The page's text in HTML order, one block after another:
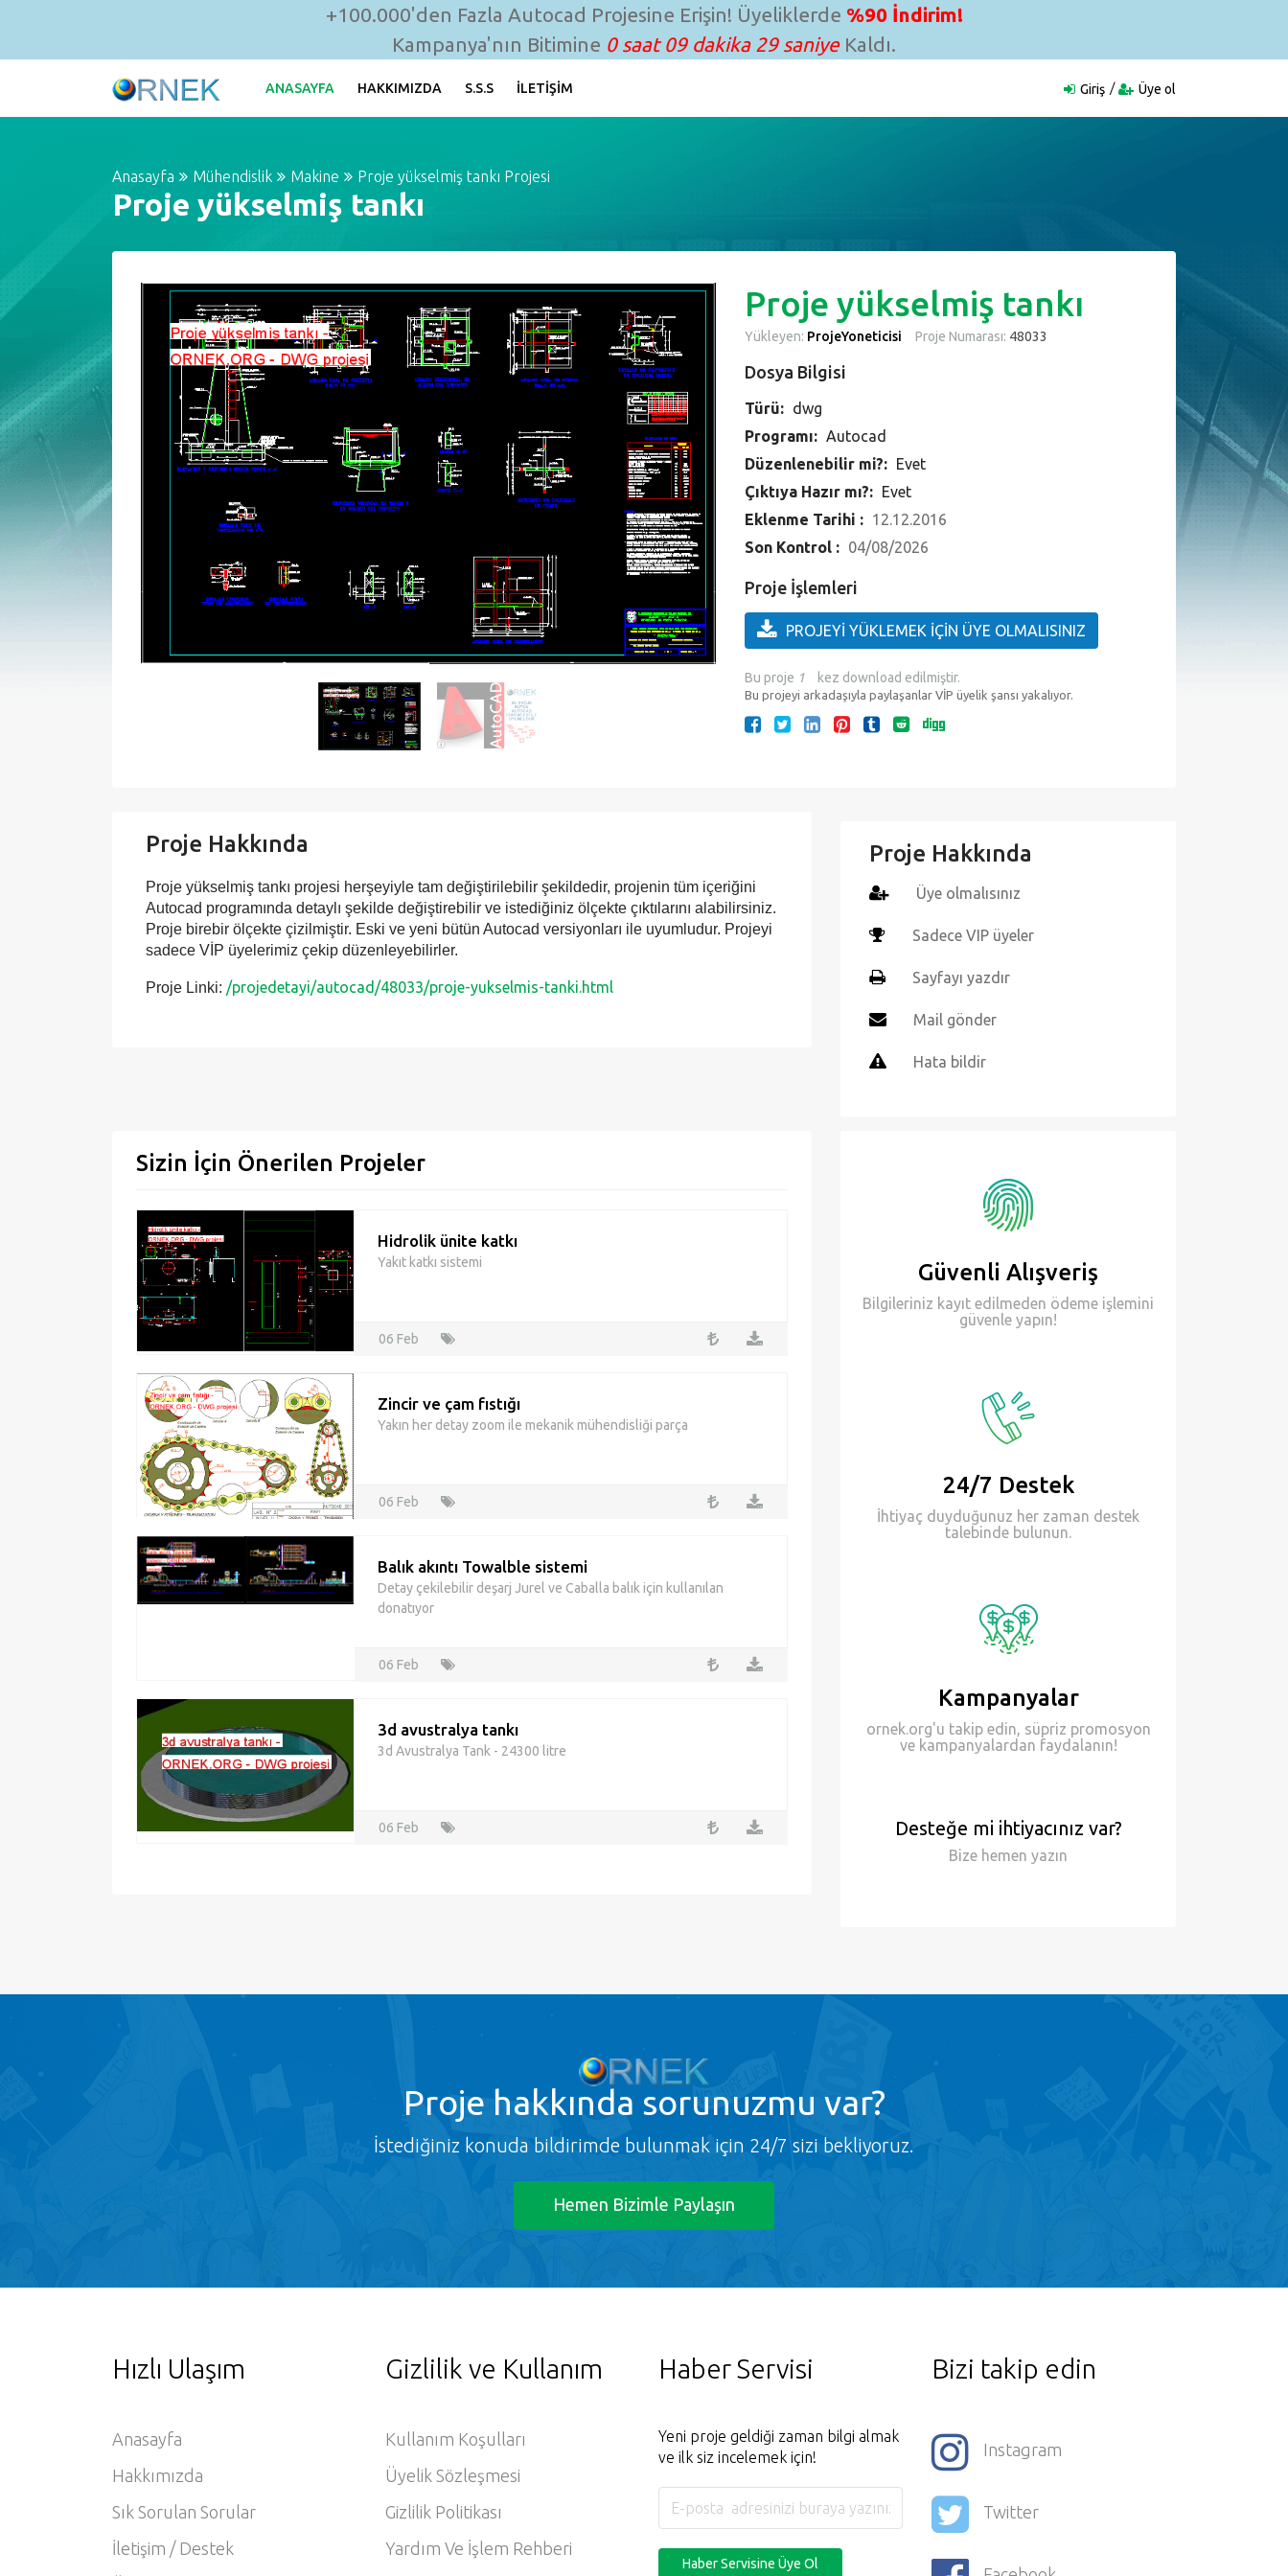
+100.000'den Fazla Autocad Projesine Erişin! Üyeliklerde %90 İndirim!
Kampanya'nın Bitimine 0 saat 09 dakika 28 saniyeKaldı.
ANASAYFA HAKKIMIZDA S.S.S İLETIŞIM Giriş Üye ol
Anasayfa Mühendislik Makine Proje yükselmiş tankı Projesi
Proje yükselmiş tankı
Proje yükselmiş tankı
Yükleyen: ProjeYoneticisi Proje Numarası: 48033
Dosya Bilgisi
Türü: dwg
Programı: Autocad
Düzenlenebilir mi?: Evet
Çıktıya Hazır mı?: Evet
Eklenme Tarihi : 12.12.2016
Son Kontrol : 04/08/2026
Proje İşlemleri
PROJEYİ YÜKLEMEK İÇİN ÜYE OLMALISINIZ
Bu proje 1 kez download edilmiştir.
Bu projeyi arkadaşıyla paylaşanlar VİP üyelik şansı yakalıyor.
Proje Hakkında
Proje yükselmiş tankı projesi herşeyiyle tam değiştirilebilir şekildedir, projenin tüm içeriğini
Autocad programında detaylı şekilde değiştirebilir ve istediğiniz ölçekte çıktılarını alabilirsiniz.
Proje birebir ölçekte çizilmiştir. Eski ve yeni bütün Autocad versiyonları ile uyumludur. Projeyi
sadece VİP üyelerimiz çekip düzenleyebilirler.
Proje Linki: /projedetayi/autocad/48033/proje-yukselmis-tanki.html
Proje Hakkında
Üye olmalısınız
Sadece VIP üyeler
Sayfayı yazdır
Mail gönder
Hata bildir
Sizin İçin Önerilen Projeler
Hidrolik ünite katkı
Yakıt katkı sistemi
06 Feb
Zincir ve çam fıstığı
Yakın her detay zoom ile mekanik mühendisliği parça
06 Feb
Balık akıntı Towalble sistemi
Detay çekilebilir deşarj Jurel ve Caballa balık için kullanılan
donatıyor
06 Feb
3d avustralya tankı
3d Avustralya Tank - 24300 litre
06 Feb
Güvenli Alışveriş
Bilgileriniz kayıt edilmeden ödeme işlemini
güvenle yapın!
24/7 Destek
İhtiyaç duyduğunuz her zaman destek
talebinde bulunun.
Kampanyalar
ornek.org'u takip edin, süpriz promosyon
ve kampanyalardan faydalanın!
Desteğe mi ihtiyacınız var?
Bize hemen yazın
Proje hakkında sorunuzmu var?
İstediğiniz konuda bildirimde bulunmak için 24/7 sizi bekliyoruz.
Hemen Bizimle Paylaşın
Hızlı Ulaşım
Anasayfa
Hakkımızda
Sık Sorulan Sorular
İletişim / Destek
Gizlilik ve Kullanım
Kullanım Koşulları
Üyelik Sözleşmesi
Gizlilik Politikası
Yardım Ve İşlem Rehberi
Haber Servisi
Yeni proje geldiği zaman bilgi almak
ve ilk siz incelemek için!
Haber Servisine Üye Ol
Bizi takip edin
Instagram
Twitter